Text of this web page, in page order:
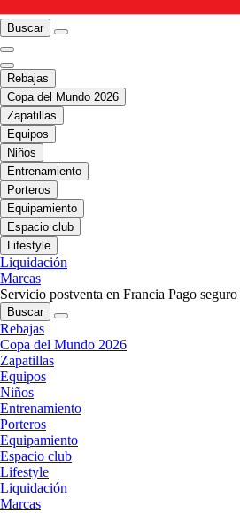
Buscar
Rebajas
Copa del Mundo 2026
Zapatillas
Equipos
Niños
Entrenamiento
Porteros
Equipamiento
Espacio club
Lifestyle
Liquidación
Marcas
Servicio postventa en Francia Pago seguro
Buscar
Rebajas
Copa del Mundo 2026
Zapatillas
Equipos
Niños
Entrenamiento
Porteros
Equipamiento
Espacio club
Lifestyle
Liquidación
Marcas